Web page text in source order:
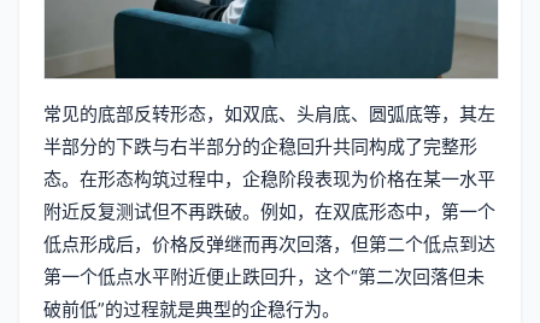
常见的底部反转形态，如双底、头肩底、圆弧底等，其左
半部分的下跌与右半部分的企稳回升共同构成了完整形
态。在形态构筑过程中，企稳阶段表现为价格在某一水平
附近反复测试但不再跌破。例如，在双底形态中，第一个
低点形成后，价格反弹继而再次回落，但第二个低点到达
第一个低点水平附近便止跌回升，这个“第二次回落但未
破前低”的过程就是典型的企稳行为。